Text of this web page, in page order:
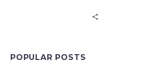
POPULAR POSTS